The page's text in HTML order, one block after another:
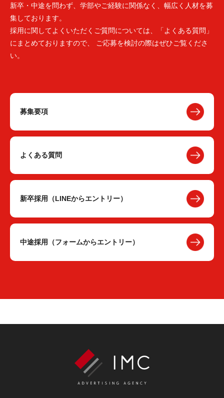
新卒・中途を問わず、学部やご経験に関係なく、幅広く人材を募
集しております。
採用に関してよくいただくご質問については、「よくある質問」
にまとめておりますので、 ご応募を検討の際はぜひご覧くださ
い。
募集要項
よくある質問
新卒採用（LINEからエントリー）
中途採用（フォームからエントリー）